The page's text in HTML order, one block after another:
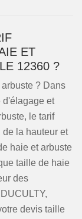
ET
12360 ?
? Dans
d'élagage et
le tarif
la hauteur et
haie et arbuste
taille de haie
des
devis taille